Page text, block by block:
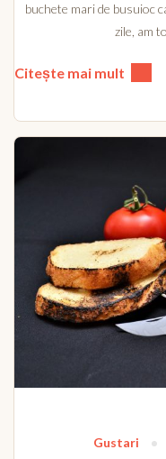
buchete mari de busuioc
zile, am
Citește mai mult
Gustari